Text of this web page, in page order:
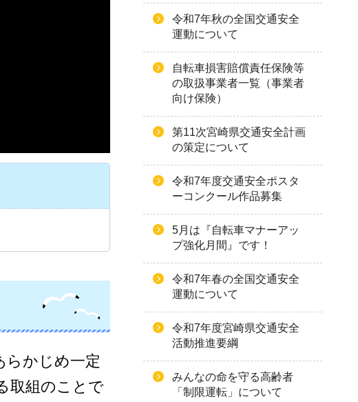
らかじめ一定
取組のことで
令和7年秋の全国交通安全
運動について
自転車損害賠償責任保険等
の取扱事業者一覧（事業者
向け保険）
第11次宮崎県交通安全計画
の策定について
令和7年度交通安全ポスタ
ーコンクール作品募集
5月は『自転車マナーアッ
プ強化月間』です！
令和7年春の全国交通安全
運動について
令和7年度宮崎県交通安全
活動推進要綱
みんなの命を守る高齢者
「制限運転」について